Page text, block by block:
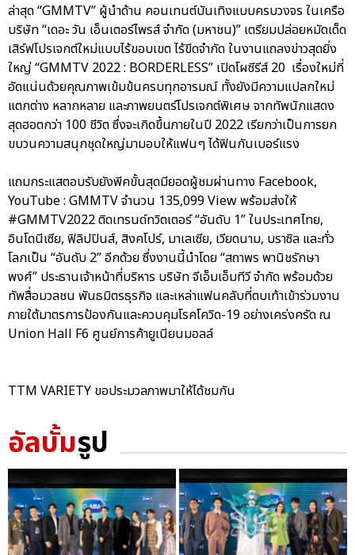
ล่าสุด “GMMTV” ผู้นำด้าน คอนเทนต์บันเทิงแบบครบวงจร ในเครือ
บริษัท “เดอะ วัน เอ็นเตอร์ไพรส์ จำกัด (มหาชน)” เตรียมปล่อยหมัดเด็ด
เสิร์ฟโปรเจกต์ใหม่แบบไร้ขอบเขต ไร้ขีดจำกัด ในงานแถลงข่าวสุดยิ่ง
ใหญ่ “GMMTV 2022 : BORDERLESS” เปิดโผซีรีส์ 20 เรื่องใหม่ที่
อัดแน่นด้วยคุณภาพเข้มข้นครบทุกอารมณ์ ทั้งยังมีความแปลกใหม่
แตกต่าง หลากหลาย และภาพยนตร์โปรเจกต์พิเศษ จากทัพนักแสดง
สุดฮอตกว่า 100 ชีวิต ซึ่งจะเกิดขึ้นภายในปี 2022 เรียกว่าเป็นการยก
ขบวนความสนุกชุดใหญ่มามอบให้แฟนๆ ได้ฟินกันเบอร์แรง
แถมกระแสตอบรับยังพีคขั้นสุดมียอดผู้ชมผ่านทาง Facebook,
YouTube : GMMTV จำนวน 135,099 View พร้อมส่งให้
#GMMTV2022 ติดเทรนด์ทวิตเตอร์ “อันดับ 1” ในประเทศไทย,
อินโดนีเซีย, ฟิลิปปินส์, สิงคโปร์, มาเลเซีย, เวียดนาม, บราซิล และทั่ว
โลกเป็น “อันดับ 2” อีกด้วย ซึ่งงานนี้นำโดย “สถาพร พานิชรักษา
พงศ์” ประธานเจ้าหน้าที่บริหาร บริษัท จีเอ็มเอ็มทีวี จำกัด พร้อมด้วย
ทัพสื่อมวลชน พันธมิตรธุรกิจ และเหล่าแฟนคลับที่ตบเท้าเข้าร่วมงาน
ภายใต้มาตรการป้องกันและควบคุมโรคโควิด-19 อย่างเคร่งครัด ณ
Union Hall F6 ศูนย์การค้ายูเนียนมอลล์
TTM VARIETY ขอประมวลภาพมาให้ได้ชมกัน
อัลบั้มรูป